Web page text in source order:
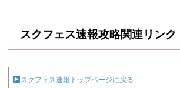
スクフェス速報攻略関連リンク
スクフェス速報トップページに戻る